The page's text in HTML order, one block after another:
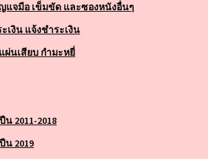
แจมือ เข็มขัด และซองหนังอื่นๆ
เงิน แจ้งชำระเงิน
นเสียบ กำมะหยี่
2011-2018
น 2019